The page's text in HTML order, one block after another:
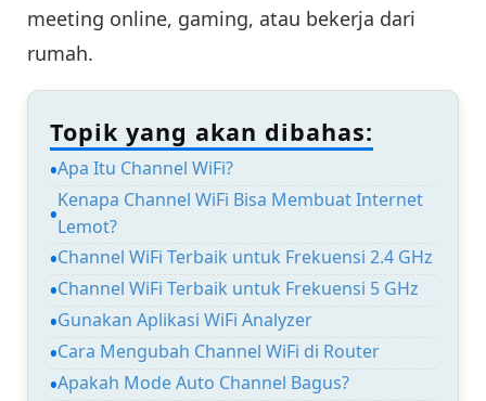
meeting online, gaming, atau bekerja dari
rumah.
Topik yang akan dibahas:
Apa Itu Channel WiFi?
Kenapa Channel WiFi Bisa Membuat Internet
Lemot?
Channel WiFi Terbaik untuk Frekuensi 2.4 GHz
Channel WiFi Terbaik untuk Frekuensi 5 GHz
Gunakan Aplikasi WiFi Analyzer
Cara Mengubah Channel WiFi di Router
Apakah Mode Auto Channel Bagus?